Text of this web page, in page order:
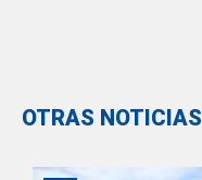
OTRAS NOTICIAS